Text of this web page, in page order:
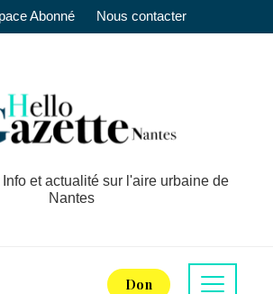
Abonné Nous contacter
et actualité sur l'aire urbaine de
Nantes
Don